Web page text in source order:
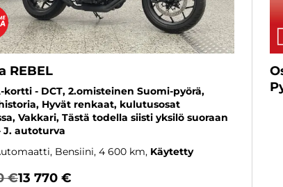
REBEL
kortti - DCT, 2.omisteinen Suomi-pyörä,
Hyvät renkaat, kulutusosat
Vakkari, Tästä todella siisti yksilö suoraan
J. autoturva
Bensiini, 4 600 km Käytetty
€13 770 €